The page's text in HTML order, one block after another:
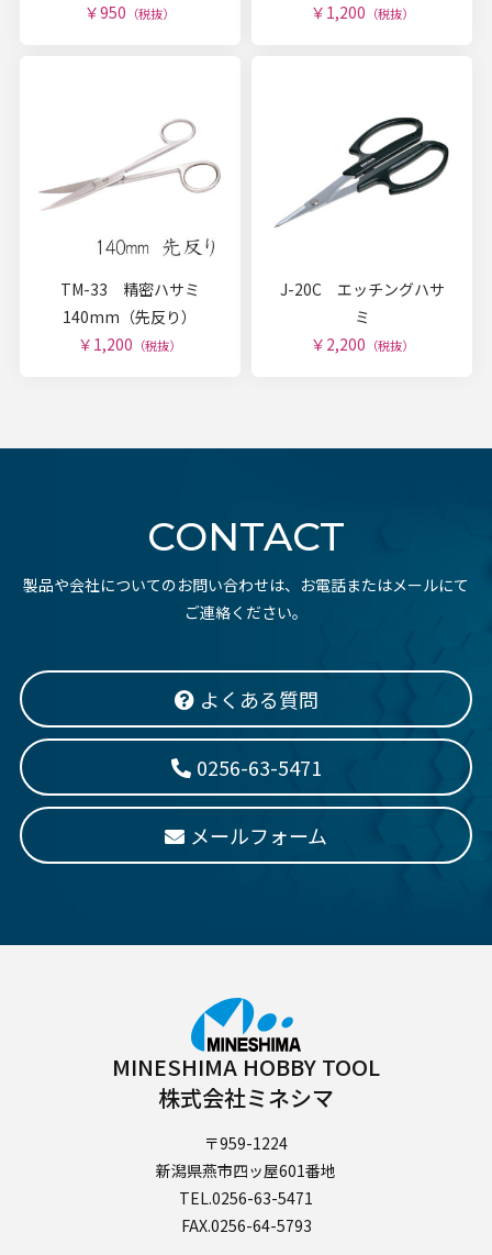
￥950 （税抜）
￥1,200 （税抜）
TM-33 精密ハサミ
140mm（先反り）
￥1,200 （税抜）
J-20C エッチングハサ
ミ
￥2,200 （税抜）
CONTACT
製品や会社についてのお問い合わせは、お電話またはメールにて
ご連絡ください。
よくある質問
0256-63-5471
メールフォーム
MINESHIMA HOBBY TOOL
株式会社ミネシマ
〒959-1224
新潟県燕市四ッ屋601番地
TEL.0256-63-5471
FAX.0256-64-5793